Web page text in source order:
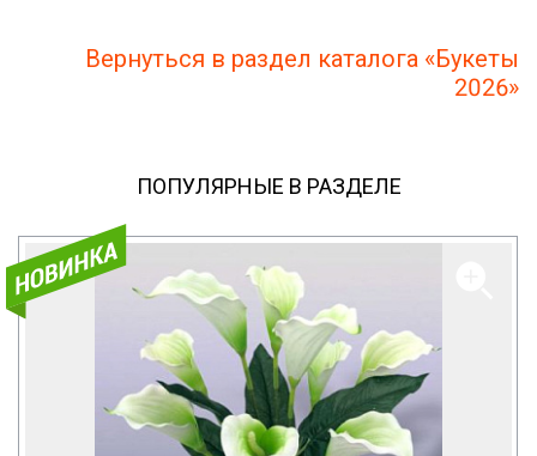
Вернуться в раздел каталога «Букеты
2026»
ПОПУЛЯРНЫЕ В РАЗДЕЛЕ